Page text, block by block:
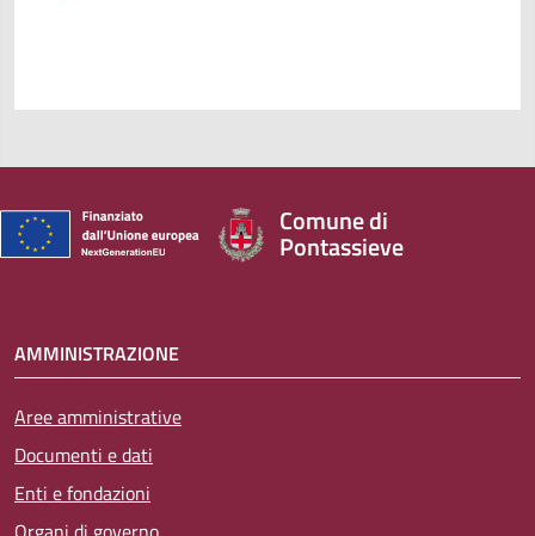
Comune di
Pontassieve
AMMINISTRAZIONE
Aree amministrative
Documenti e dati
Enti e fondazioni